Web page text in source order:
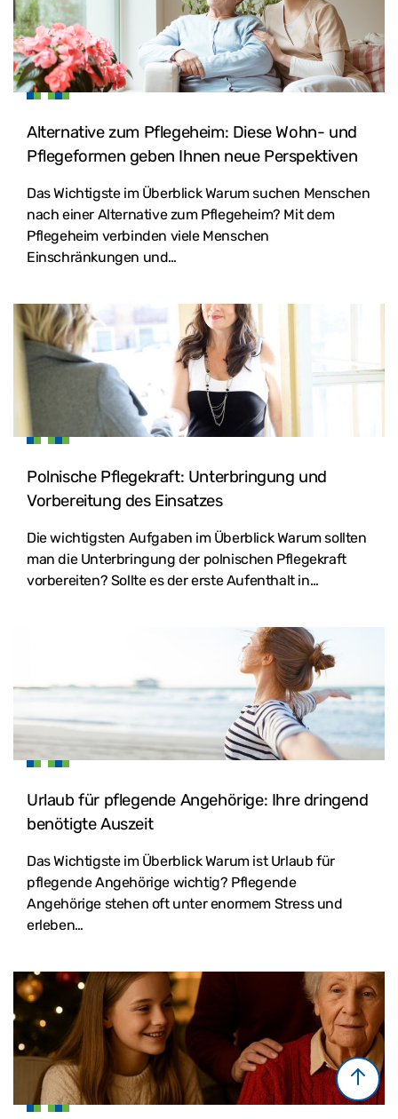
Alternative zum Pflegeheim: Diese Wohn- und
Pflegeformen geben Ihnen neue Perspektiven
Das Wichtigste im Überblick Warum suchen Menschen
nach einer Alternative zum Pflegeheim? Mit dem
Pflegeheim verbinden viele Menschen
Einschränkungen und…
Polnische Pflegekraft: Unterbringung und
Vorbereitung des Einsatzes
Die wichtigsten Aufgaben im Überblick Warum sollten
man die Unterbringung der polnischen Pflegekraft
vorbereiten? Sollte es der erste Aufenthalt in…
Urlaub für pflegende Angehörige: Ihre dringend
benötigte Auszeit
Das Wichtigste im Überblick Warum ist Urlaub für
pflegende Angehörige wichtig? Pflegende
Angehörige stehen oft unter enormem Stress und
erleben…